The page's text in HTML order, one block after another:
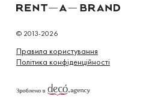
© 2013-2026
Правила користування
Політика конфіденційності